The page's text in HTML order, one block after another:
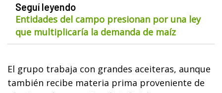
Seguí leyendo
Entidades del campo presionan por una ley
que multiplicaría la demanda de maíz
El grupo trabaja con grandes aceiteras, aunque
también recibe materia prima proveniente de